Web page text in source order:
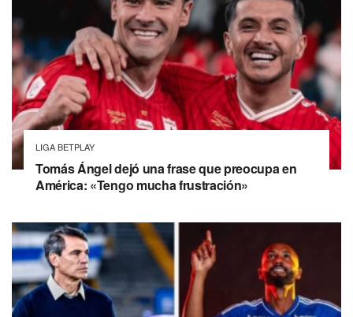
LIGA BETPLAY
Tomás Ángel dejó una frase que preocupa en
América: «Tengo mucha frustración»